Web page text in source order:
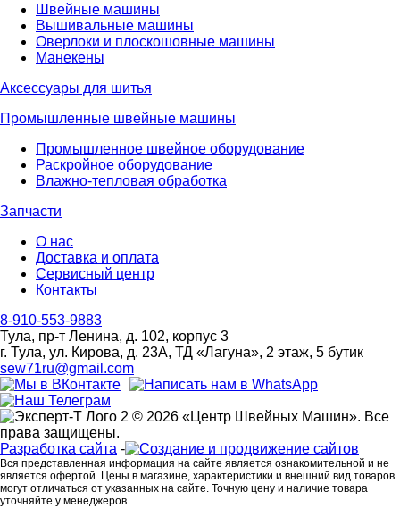
Швейные машины
Вышивальные машины
Оверлоки и плоскошовные машины
Манекены
Аксессуары для шитья
Промышленные швейные машины
Промышленное швейное оборудование
Раскройное оборудование
Влажно-тепловая обработка
Запчасти
О нас
Доставка и оплата
Сервисный центр
Контакты
8-910-553-9883
Тула, пр-т Ленина, д. 102, корпус 3
г. Тула, ул. Кирова, д. 23А, ТД «Лагуна», 2 этаж, 5 бутик
sew71ru@gmail.com
© 2026 «Центр Швейных Машин». Все
права защищены.
Разработка сайта -
Вся представленная информация на сайте является ознакомительной и не
является офертой. Цены в магазине, характеристики и внешний вид товаров
могут отличаться от указанных на сайте. Точную цену и наличие товара
уточняйте у менеджеров.